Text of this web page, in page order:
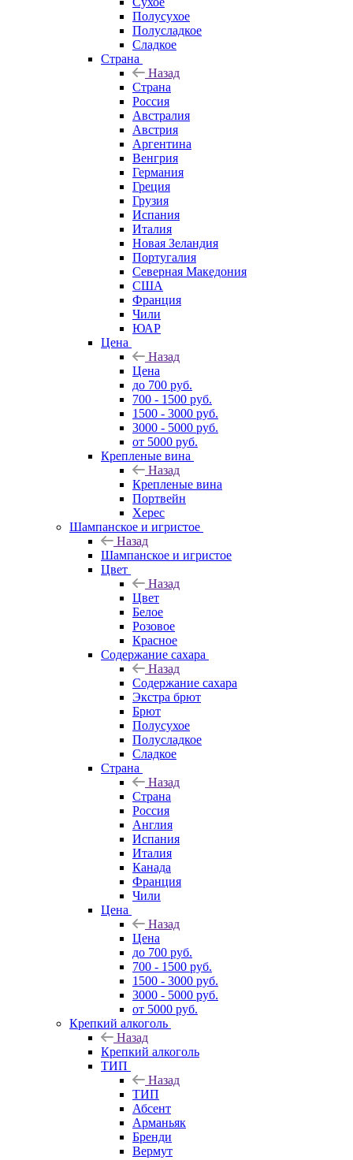
Полусухое
Полусладкое
Сладкое
Страна
Назад
Страна
Россия
Австралия
Австрия
Аргентина
Венгрия
Германия
Греция
Грузия
Испания
Италия
Новая Зеландия
Португалия
Северная Македония
США
Франция
Чили
ЮАР
Цена
Назад
Цена
до 700 руб.
700 - 1500 руб.
1500 - 3000 руб.
3000 - 5000 руб.
от 5000 руб.
Крепленые вина
Назад
Крепленые вина
Портвейн
Херес
Шампанское и игристое
Назад
Шампанское и игристое
Цвет
Назад
Цвет
Белое
Розовое
Красное
Содержание сахара
Назад
Содержание сахара
Экстра брют
Брют
Полусухое
Полусладкое
Сладкое
Страна
Назад
Страна
Россия
Англия
Испания
Италия
Канада
Франция
Чили
Цена
Назад
Цена
до 700 руб.
700 - 1500 руб.
1500 - 3000 руб.
3000 - 5000 руб.
от 5000 руб.
Крепкий алкоголь
Назад
Крепкий алкоголь
ТИП
Назад
ТИП
Абсент
Арманьяк
Бренди
Вермут